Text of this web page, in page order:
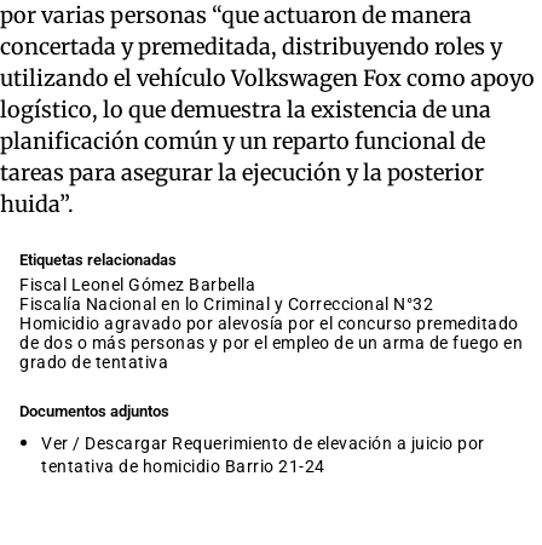
por varias personas “que actuaron de manera
concertada y premeditada, distribuyendo roles y
utilizando el vehículo Volkswagen Fox como apoyo
logístico, lo que demuestra la existencia de una
planificación común y un reparto funcional de
tareas para asegurar la ejecución y la posterior
huida”.
Etiquetas relacionadas
fiscal Leonel Gómez Barbella
Fiscalía Nacional en lo Criminal y Correccional N°32
homicidio agravado por alevosía por el concurso premeditado
de dos o más personas y por el empleo de un arma de fuego en
grado de tentativa
Documentos adjuntos
Ver / Descargar Requerimiento de elevación a juicio por
tentativa de homicidio Barrio 21-24